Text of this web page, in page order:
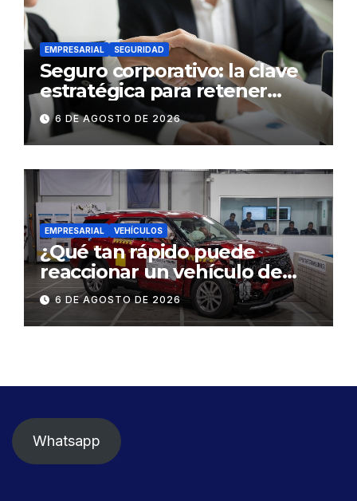
EMPRESARIAL SEGURIDAD
Seguro corporativo: la clave
estratégica para retener
talento en Ecuador
6 DE AGOSTO DE 2026
EMPRESARIAL VEHÍCULOS
¿Qué tan rápido puede
reaccionar un vehículo de
lujo ante una emergencia?
6 DE AGOSTO DE 2026
Whatsapp